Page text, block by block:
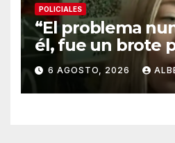
POLICIALES
“El problema
él, fue un brote
novia de
declaró y dijo
violencia
6 AGOSTO, 2026